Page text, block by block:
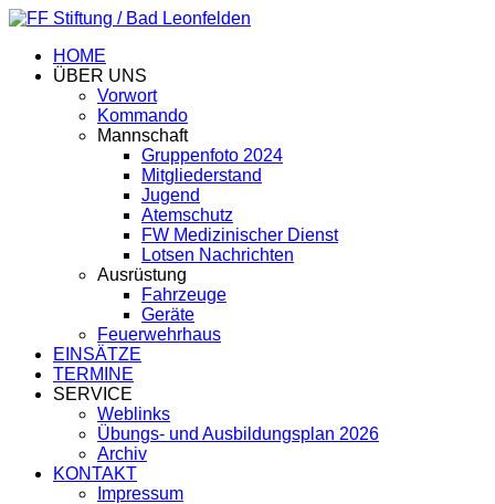
HOME
ÜBER UNS
Vorwort
Kommando
Mannschaft
Gruppenfoto 2024
Mitgliederstand
Jugend
Atemschutz
FW Medizinischer Dienst
Lotsen Nachrichten
Ausrüstung
Fahrzeuge
Geräte
Feuerwehrhaus
EINSÄTZE
TERMINE
SERVICE
Weblinks
Übungs- und Ausbildungsplan 2026
Archiv
KONTAKT
Impressum